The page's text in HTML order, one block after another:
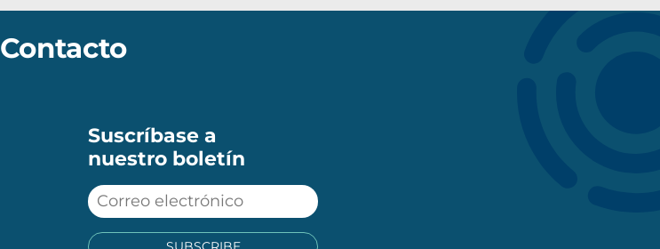
Contacto
Suscríbase a
nuestro boletín